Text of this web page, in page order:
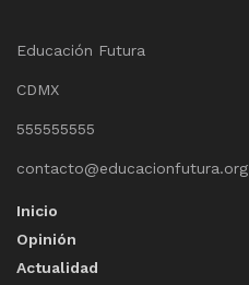
Educación Futura
CDMX
555555555
contacto@educacionfutura.org
Inicio
Opinión
Actualidad